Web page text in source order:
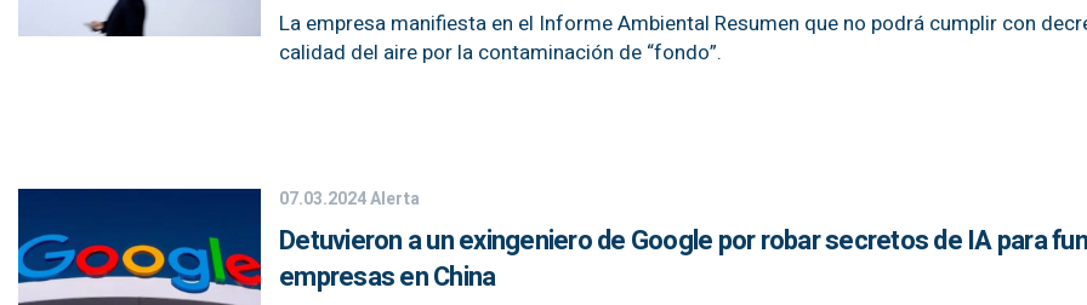
La empresa manifiesta en el Informe Ambiental Resumen que no podrá cumplir con
calidad del aire por la contaminación de “fondo”.
07.03.2024Alerta
Detuvieron a un exingeniero de Google por robar secretos de IA para
empresas en China